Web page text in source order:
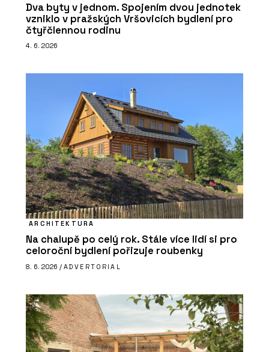
Dva byty v jednom. Spojením dvou jednotek
vzniklo v pražských Vršovicích bydlení pro
čtyřčlennou rodinu
4. 6. 2026
ARCHITEKTURA
Na chalupě po celý rok. Stále více lidí si pro
celoroční bydlení pořizuje roubenky
8. 6. 2026 / ADVERTORIAL